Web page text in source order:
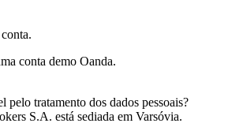
conta demo Oanda.
pelo tratamento dos dados pessoais?
S.A. está sediada em Varsóvia.